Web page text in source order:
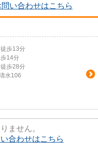
い合わせはこちら
徒歩13分
歩14分
徒歩28分
水106
ません。
合わせはこちら